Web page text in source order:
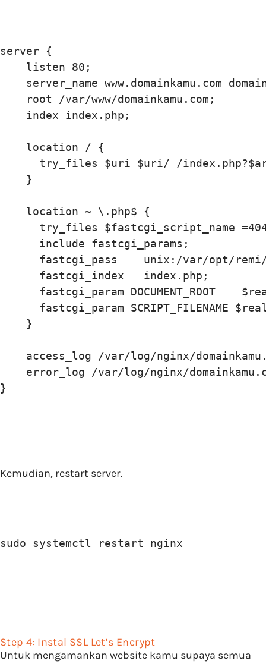
server {
listen 80;
server_name www.domainkamu.com
root /var/www/domainkamu.com;
index index.php;
location / {
try_files $uri $uri/ /
}
location ~ \.php$ {
try_files $fastcgi_script_name
include fastcgi_params;
fastcgi_pass    unix:/var/opt/remi/
fastcgi_index   index.php;
fastcgi_param DOCUMENT_ROOT
fastcgi_param SCRIPT_FILENAME
}
access_log /var/log/nginx/
error_log /var/log/nginx/
}
Kemudian, restart server.
sudo systemctl restart nginx
Step 4: Instal SSL Let’s Encrypt
Untuk mengamankan website kamu supaya semua